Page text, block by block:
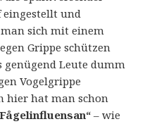
eingestellt und
sich mit einem
Grippe schützen
genügend Leute dumm
Vogelgrippe
hier hat man schon
– wie